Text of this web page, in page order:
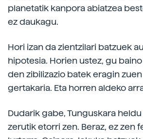
planetatik kanpora abiatzea
ez daukagu.
Hori izan da zientzilari batzuek
hipotesia. Horien ustez, gu
den zibilizazio batek eragin
gertakaria. Eta horren aldeko
Dudarik gabe, Tunguskara
zerutik etorri zen. Beraz, ez zen